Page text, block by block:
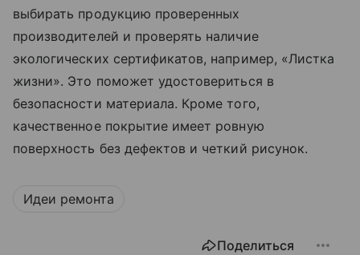
выбирать продукцию проверенных
производителей и проверять наличие
экологических сертификатов, например, «Листка
жизни». Это поможет удостовериться в
безопасности материала. Кроме того,
качественное покрытие имеет ровную
поверхность без дефектов и четкий рисунок.
Идеи ремонта
Поделиться